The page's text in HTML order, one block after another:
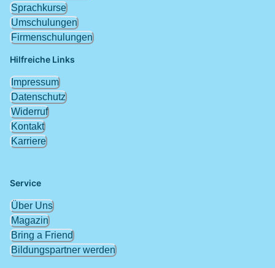
Hilfreiche Links
Impressum
Datenschutz
Widerruf
Kontakt
Karriere
Service
Über Uns
Magazin
Bring a Friend
Bildungspartner werden
Sprachkurse
Umschulungen
Firmenschulungen